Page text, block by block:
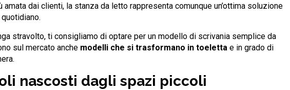
dai clienti, la stanza da letto rappresenta comunque un’ottima soluzione
stravolto, ti consigliamo di optare per un modello di scrivania semplice da
sul mercato anche modelli che si trasformano in toeletta e in grado di
nascosti dagli spazi piccoli